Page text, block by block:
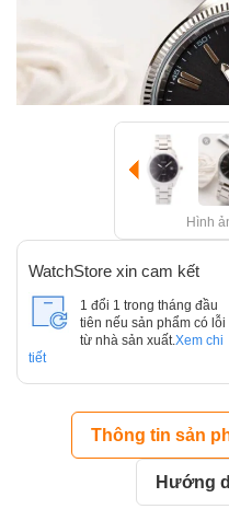
Hình
WatchStore xin cam kết
1 đổi 1 trong tháng đầu
tiên nếu sản phẩm có lỗi
từ nhà sản xuất. Xem chi
tiết
Thông tin sản
Hướng